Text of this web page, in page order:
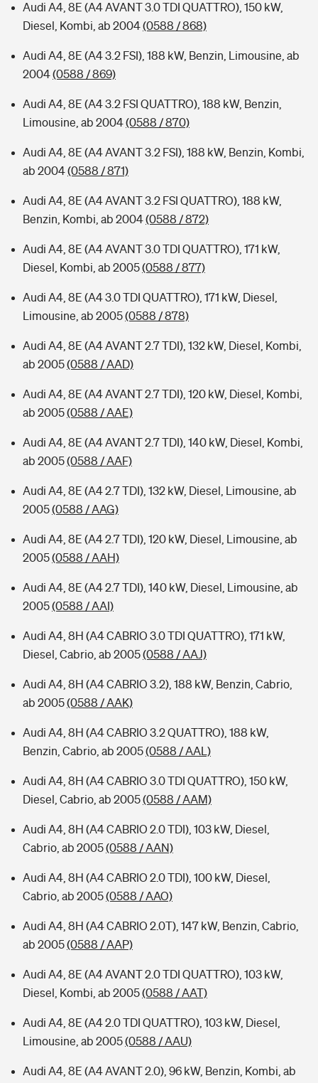
Audi A4, 8E (A4 AVANT 3.0 TDI QUATTRO), 150 kW,
Diesel, Kombi, ab 2004(0588 / 868)
Audi A4, 8E (A4 3.2 FSI), 188 kW, Benzin, Limousine, ab
2004(0588 / 869)
Audi A4, 8E (A4 3.2 FSI QUATTRO), 188 kW, Benzin,
Limousine, ab 2004(0588 / 870)
Audi A4, 8E (A4 AVANT 3.2 FSI), 188 kW, Benzin, Kombi,
ab 2004(0588 / 871)
Audi A4, 8E (A4 AVANT 3.2 FSI QUATTRO), 188 kW,
Benzin, Kombi, ab 2004(0588 / 872)
Audi A4, 8E (A4 AVANT 3.0 TDI QUATTRO), 171 kW,
Diesel, Kombi, ab 2005(0588 / 877)
Audi A4, 8E (A4 3.0 TDI QUATTRO), 171 kW, Diesel,
Limousine, ab 2005(0588 / 878)
Audi A4, 8E (A4 AVANT 2.7 TDI), 132 kW, Diesel, Kombi,
ab 2005(0588 / AAD)
Audi A4, 8E (A4 AVANT 2.7 TDI), 120 kW, Diesel, Kombi,
ab 2005(0588 / AAE)
Audi A4, 8E (A4 AVANT 2.7 TDI), 140 kW, Diesel, Kombi,
ab 2005(0588 / AAF)
Audi A4, 8E (A4 2.7 TDI), 132 kW, Diesel, Limousine, ab
2005(0588 / AAG)
Audi A4, 8E (A4 2.7 TDI), 120 kW, Diesel, Limousine, ab
2005(0588 / AAH)
Audi A4, 8E (A4 2.7 TDI), 140 kW, Diesel, Limousine, ab
2005(0588 / AAI)
Audi A4, 8H (A4 CABRIO 3.0 TDI QUATTRO), 171 kW,
Diesel, Cabrio, ab 2005(0588 / AAJ)
Audi A4, 8H (A4 CABRIO 3.2), 188 kW, Benzin, Cabrio,
ab 2005(0588 / AAK)
Audi A4, 8H (A4 CABRIO 3.2 QUATTRO), 188 kW,
Benzin, Cabrio, ab 2005(0588 / AAL)
Audi A4, 8H (A4 CABRIO 3.0 TDI QUATTRO), 150 kW,
Diesel, Cabrio, ab 2005(0588 / AAM)
Audi A4, 8H (A4 CABRIO 2.0 TDI), 103 kW, Diesel,
Cabrio, ab 2005(0588 / AAN)
Audi A4, 8H (A4 CABRIO 2.0 TDI), 100 kW, Diesel,
Cabrio, ab 2005(0588 / AAO)
Audi A4, 8H (A4 CABRIO 2.0T), 147 kW, Benzin, Cabrio,
ab 2005(0588 / AAP)
Audi A4, 8E (A4 AVANT 2.0 TDI QUATTRO), 103 kW,
Diesel, Kombi, ab 2005(0588 / AAT)
Audi A4, 8E (A4 2.0 TDI QUATTRO), 103 kW, Diesel,
Limousine, ab 2005(0588 / AAU)
Audi A4, 8E (A4 AVANT 2.0), 96 kW, Benzin, Kombi, ab